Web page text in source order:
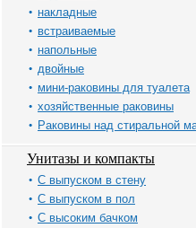
накладные
встраиваемые
напольные
двойные
мини-раковины для туалета
хозяйственные раковины
Раковины над стиральной
Унитазы и компакты
С выпуском в стену
С выпуском в пол
С высоким бачком